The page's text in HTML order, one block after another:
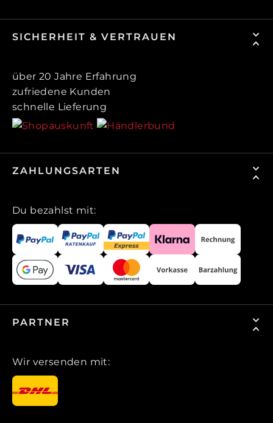
SICHERHEIT & VERTRAUEN
über 20 Jahre Erfahrung
zufriedene Kunden
schnelle Lieferung
ZAHLUNGSARTEN
Du bezahlst mit:
PARTNER
Wir versenden mit: